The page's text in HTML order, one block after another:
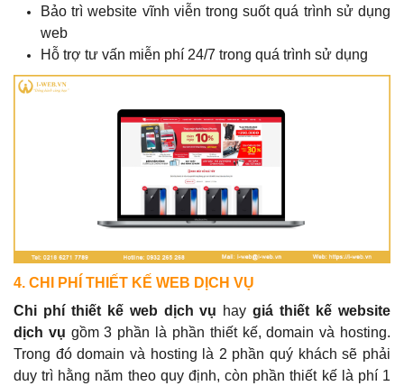
Bảo trì website vĩnh viễn trong suốt quá trình sử dụng
web
Hỗ trợ tư vấn miễn phí 24/7 trong quá trình sử dụng
4. CHI PHÍ THIẾT KẾ WEB DỊCH VỤ
Chi phí thiết kế web dịch vụ hay giá thiết kế website
dịch vụ gồm 3 phần là phần thiết kế, domain và hosting.
Trong đó domain và hosting là 2 phần quý khách sẽ phải
duy trì hằng năm theo quy định, còn phần thiết kế là phí 1